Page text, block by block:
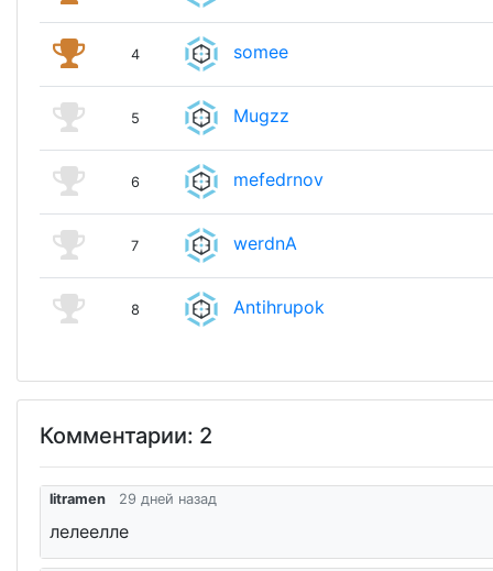
4 somee
5 Mugzz
6 mefedrnov
7 werdnA
8 Antihrupok
Комментарии: 2
litramen 29 дней назад
лелеелле